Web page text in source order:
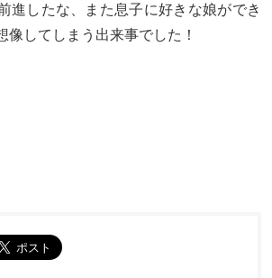
進したな、また息子に好きな娘ができ
像してしまう出来事でした！